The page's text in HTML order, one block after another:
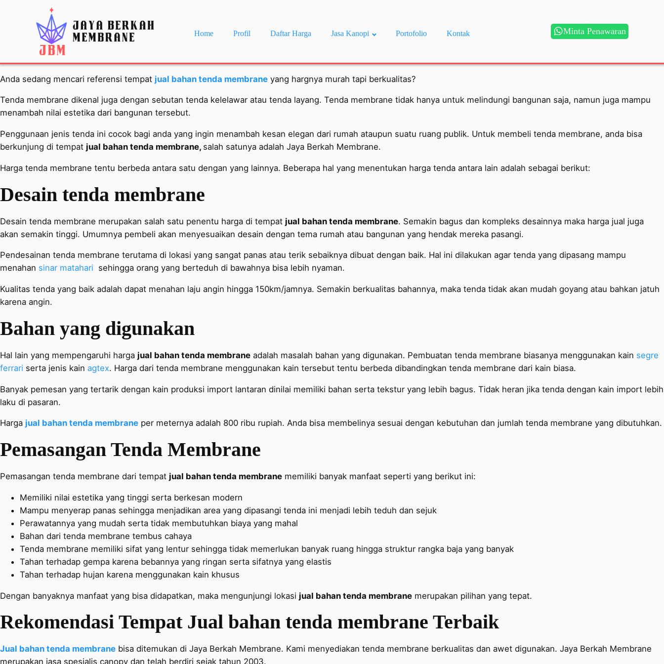
Home Profil Daftar Harga Jasa Kanopi Portofolio Kontak Minta Penawaran
Anda sedang mencari referensi tempat jual bahan tenda membrane yang hargnya murah tapi berkualitas?
Tenda membrane dikenal juga dengan sebutan tenda kelelawar atau tenda layang. Tenda membrane tidak hanya untuk melindungi bangunan saja, namun juga mampu
menambah nilai estetika dari bangunan tersebut.
Penggunaan jenis tenda ini cocok bagi anda yang ingin menambah kesan elegan dari rumah ataupun suatu ruang publik. Untuk membeli tenda membrane, anda bisa
berkunjung di tempat jual bahan tenda membrane, salah satunya adalah Jaya Berkah Membrane.
Harga tenda membrane tentu berbeda antara satu dengan yang lainnya. Beberapa hal yang menentukan harga tenda antara lain adalah sebagai berikut:
Desain tenda membrane
Desain tenda membrane merupakan salah satu penentu harga di tempat jual bahan tenda membrane. Semakin bagus dan kompleks desainnya maka harga jual juga
akan semakin tinggi. Umumnya pembeli akan menyesuaikan desain dengan tema rumah atau bangunan yang hendak mereka pasangi.
Pendesainan tenda membrane terutama di lokasi yang sangat panas atau terik sebaiknya dibuat dengan baik. Hal ini dilakukan agar tenda yang dipasang mampu
menahan sinar matahari sehingga orang yang berteduh di bawahnya bisa lebih nyaman.
Kualitas tenda yang baik adalah dapat menahan laju angin hingga 150km/jamnya. Semakin berkualitas bahannya, maka tenda tidak akan mudah goyang atau bahkan jatuh
karena angin.
Bahan yang digunakan
Hal lain yang mempengaruhi harga jual bahan tenda membrane adalah masalah bahan yang digunakan. Pembuatan tenda membrane biasanya menggunakan kain segre
ferrari serta jenis kain agtex. Harga dari tenda membrane menggunakan kain tersebut tentu berbeda dibandingkan tenda membrane dari kain biasa.
Banyak pemesan yang tertarik dengan kain produksi import lantaran dinilai memiliki bahan serta tekstur yang lebih bagus. Tidak heran jika tenda dengan kain import lebih
laku di pasaran.
Harga jual bahan tenda membrane per meternya adalah 800 ribu rupiah. Anda bisa membelinya sesuai dengan kebutuhan dan jumlah tenda membrane yang dibutuhkan.
Pemasangan Tenda Membrane
Pemasangan tenda membrane dari tempat jual bahan tenda membrane memiliki banyak manfaat seperti yang berikut ini:
Memiliki nilai estetika yang tinggi serta berkesan modern
Mampu menyerap panas sehingga menjadikan area yang dipasangi tenda ini menjadi lebih teduh dan sejuk
Perawatannya yang mudah serta tidak membutuhkan biaya yang mahal
Bahan dari tenda membrane tembus cahaya
Tenda membrane memiliki sifat yang lentur sehingga tidak memerlukan banyak ruang hingga struktur rangka baja yang banyak
Tahan terhadap gempa karena bebannya yang ringan serta sifatnya yang elastis
Tahan terhadap hujan karena menggunakan kain khusus
Dengan banyaknya manfaat yang bisa didapatkan, maka mengunjungi lokasi jual bahan tenda membrane merupakan pilihan yang tepat.
Rekomendasi Tempat Jual bahan tenda membrane Terbaik
Jual bahan tenda membrane bisa ditemukan di Jaya Berkah Membrane. Kami menyediakan tenda membrane berkualitas dan awet digunakan. Jaya Berkah Membrane
merupakan jasa spesialis canopy dan telah berdiri sejak tahun 2003.